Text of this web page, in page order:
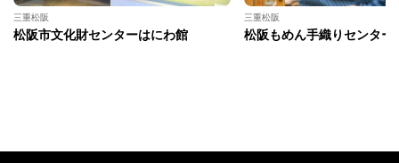
三重松阪
松阪市文化財センターはにわ館
三重松阪
松阪もめん手織りセンター